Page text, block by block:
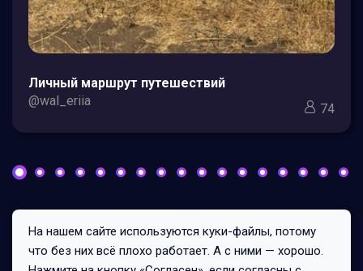
Личный маршрут путешествий
@wal_eriia
74
Все права защищены © 2026
На нашем сайте используются куки-файлы, потому
что без них всё плохо работает. А с ними — хорошо.